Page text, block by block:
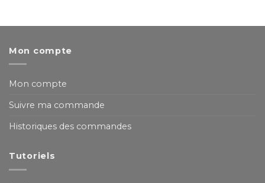
Mon compte
Mon compte
Suivre ma commande
Historiques des commandes
Tutoriels